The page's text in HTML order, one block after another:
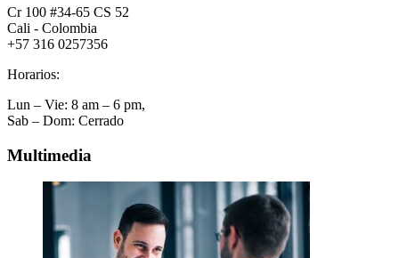
Cr 100 #34-65 CS 52
Cali - Colombia
+57 316 0257356
Horarios:
Lun – Vie: 8 am – 6 pm,
Sab – Dom: Cerrado
Multimedia